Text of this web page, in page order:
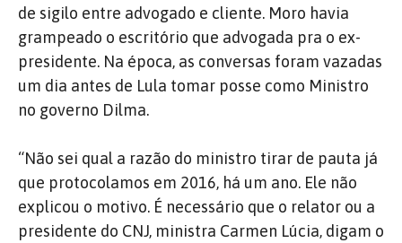
de sigilo entre advogado e cliente. Moro havia
grampeado o escritório que advogada pra o ex-
presidente. Na época, as conversas foram vazadas
um dia antes de Lula tomar posse como Ministro
no governo Dilma.
“Não sei qual a razão do ministro tirar de pauta já
que protocolamos em 2016, há um ano. Ele não
explicou o motivo. É necessário que o relator ou a
presidente do CNJ, ministra Carmen Lúcia, digam o